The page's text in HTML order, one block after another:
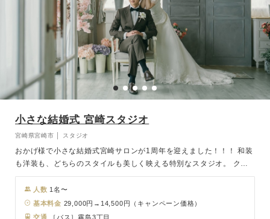
小さな結婚式 宮崎スタジオ
宮崎県宮崎市 │ スタジオ
おかげ様で小さな結婚式宮崎サロンが1周年を迎えました！！！ 和装
も洋装も、どちらのスタイルも美しく映える特別なスタジオ。 クラ
シカルな洋の世界観と、しっとりと品のある和の空気感── おふたり
の“らしさ”に合わせて自由に選べます♪ 上質なインテリアと自然光が
織りなす空間は、 どんなシーンでもドラマチックに仕上がるのが魅
力。 気取らず、でもしっかり特別感のある撮影をしたいカップルに
人数 1名〜
基本料金 29,000円→14,500円（キャンペーン価格）
交通
［バス］霧島3丁目